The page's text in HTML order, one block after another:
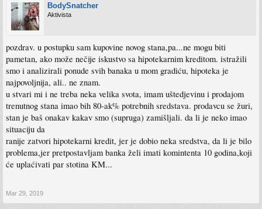
BodySnatcher
Aktivista
pozdrav. u postupku sam kupovine novog stana,pa...ne mogu biti
pametan, ako može nečije iskustvo sa hipotekarnim kreditom. istražili
smo i analizirali ponude svih banaka u mom gradiću, hipoteka je
najpovoljnija, ali.. ne znam.
u stvari mi i ne treba neka velika svota, imam uštedjevinu i prodajom
trenutnog stana imao bih 80-ak% potrebnih sredstava. prodavcu se žuri,
stan je baš onakav kakav smo (supruga) zamišljali. da li je neko imao
situaciju da
ranije zatvori hipotekarni kredit, jer je dobio neka sredstva, da li je bilo
problema,jer pretpostavljam banka želi imati komintenta 10 godina,koji
će uplaćivati par stotina KM...
Mar 29, 2019